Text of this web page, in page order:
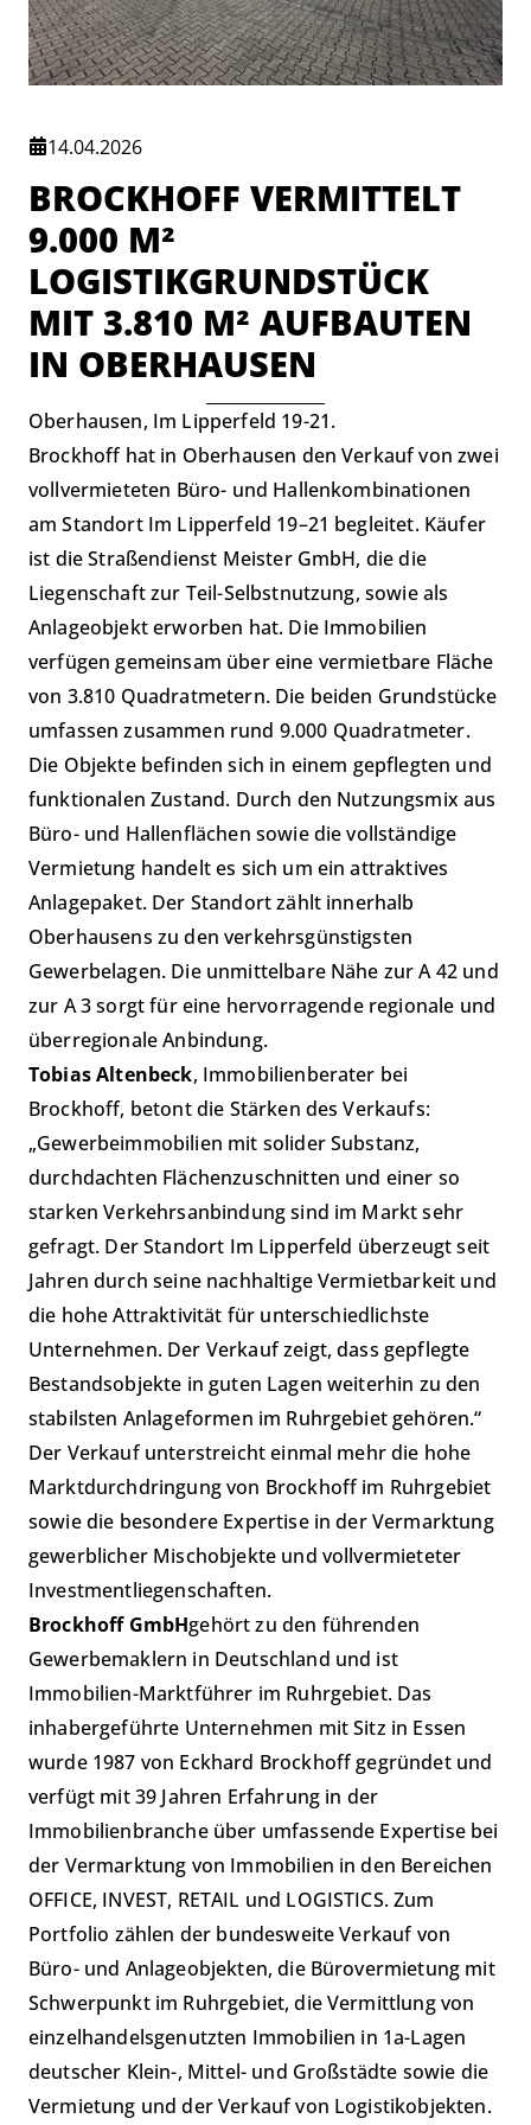
14.04.2026
BROCKHOFF VERMITTELT
9.000 M²
LOGISTIKGRUNDSTÜCK
MIT 3.810 M² AUFBAUTEN
IN OBERHAUSEN
Oberhausen, Im Lipperfeld 19-21.
Brockhoff hat in Oberhausen den Verkauf von zwei
vollvermieteten Büro- und Hallenkombinationen
am Standort Im Lipperfeld 19–21 begleitet. Käufer
ist die Straßendienst Meister GmbH, die die
Liegenschaft zur Teil-Selbstnutzung, sowie als
Anlageobjekt erworben hat. Die Immobilien
verfügen gemeinsam über eine vermietbare Fläche
von 3.810 Quadratmetern. Die beiden Grundstücke
umfassen zusammen rund 9.000 Quadratmeter.
Die Objekte befinden sich in einem gepflegten und
funktionalen Zustand. Durch den Nutzungsmix aus
Büro- und Hallenflächen sowie die vollständige
Vermietung handelt es sich um ein attraktives
Anlagepaket. Der Standort zählt innerhalb
Oberhausens zu den verkehrsgünstigsten
Gewerbelagen. Die unmittelbare Nähe zur A 42 und
zur A 3 sorgt für eine hervorragende regionale und
überregionale Anbindung.
Tobias Altenbeck, Immobilienberater bei
Brockhoff, betont die Stärken des Verkaufs:
„Gewerbeimmobilien mit solider Substanz,
durchdachten Flächenzuschnitten und einer so
starken Verkehrsanbindung sind im Markt sehr
gefragt. Der Standort Im Lipperfeld überzeugt seit
Jahren durch seine nachhaltige Vermietbarkeit und
die hohe Attraktivität für unterschiedlichste
Unternehmen. Der Verkauf zeigt, dass gepflegte
Bestandsobjekte in guten Lagen weiterhin zu den
stabilsten Anlageformen im Ruhrgebiet gehören.“
Der Verkauf unterstreicht einmal mehr die hohe
Marktdurchdringung von Brockhoff im Ruhrgebiet
sowie die besondere Expertise in der Vermarktung
gewerblicher Mischobjekte und vollvermieteter
Investmentliegenschaften.
Brockhoff GmbHgehört zu den führenden
Gewerbemaklern in Deutschland und ist
Immobilien-Marktführer im Ruhrgebiet. Das
inhabergeführte Unternehmen mit Sitz in Essen
wurde 1987 von Eckhard Brockhoff gegründet und
verfügt mit 39 Jahren Erfahrung in der
Immobilienbranche über umfassende Expertise bei
der Vermarktung von Immobilien in den Bereichen
OFFICE, INVEST, RETAIL und LOGISTICS. Zum
Portfolio zählen der bundesweite Verkauf von
Büro- und Anlageobjekten, die Bürovermietung mit
Schwerpunkt im Ruhrgebiet, die Vermittlung von
einzelhandelsgenutzten Immobilien in 1a-Lagen
deutscher Klein-, Mittel- und Großstädte sowie die
Vermietung und der Verkauf von Logistikobjekten.